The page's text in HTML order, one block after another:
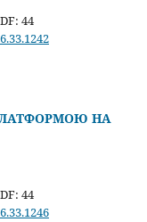
44
НА
44